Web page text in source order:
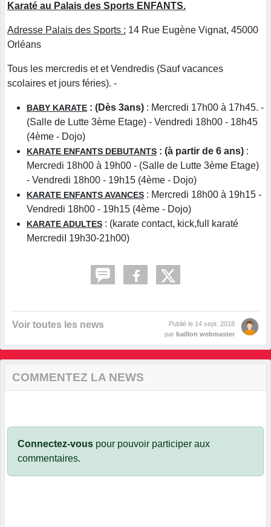
Karaté au Palais des Sports ENFANTS.
Adresse Palais des Sports : 14 Rue Eugène Vignat, 45000
Orléans
Tous les mercredis et et Vendredis (Sauf vacances
scolaires et jours féries). -
BABY KARATE : (Dès 3ans) : Mercredi 17h00 à 17h45. -
(Salle de Lutte 3ème Etage) - Vendredi 18h00 - 18h45
(4ème - Dojo)
KARATE ENFANTS DEBUTANTS : (à partir de 6 ans) :
Mercredi 18h00 à 19h00 - (Salle de Lutte 3ème Etage)
- Vendredi 18h00 - 19h15 (4ème - Dojo)
KARATE ENFANTS AVANCES : Mercredi 18h00 à 19h15 -
Vendredi 18h00 - 19h15 (4ème - Dojo)
KARATE ADULTES : (karate contact, kick,full karaté
MercrediI 19h30-21h00)
Voir toutes les news Publié le 14 sept. 2018
par baillon webmaster
COMMENTEZ LA NEWS
Connectez-vous pour pouvoir participer aux
commentaires.